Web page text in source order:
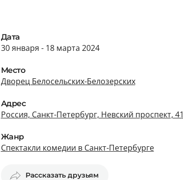
Дата
30 января - 18 марта 2024
Место
Дворец Белосельских-Белозерских
Адрес
Россия, Санкт-Петербург, Невский проспект, 41
Жанр
Спектакли комедии в Санкт-Петербурге
Рассказать друзьям